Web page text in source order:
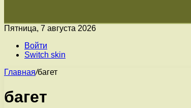
Пятница, 7 августа 2026
Войти
Switch skin
Главная/багет
багет